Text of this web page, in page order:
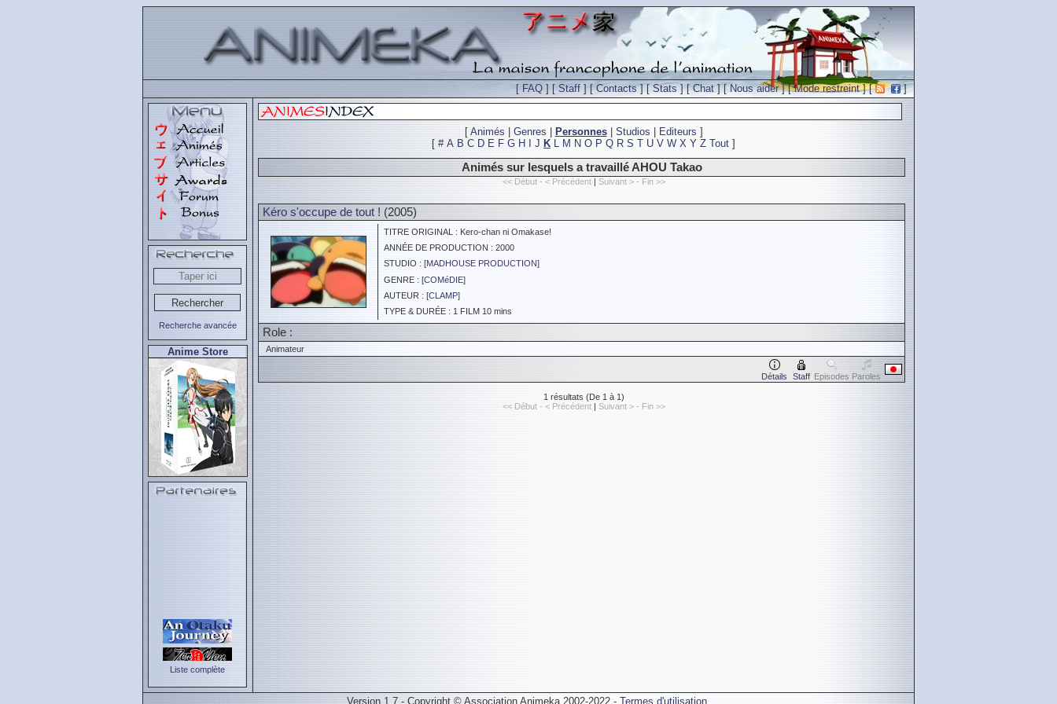
[FAQ ] [Staff ] [Contacts] [Stats] [Chat] [Nous aider] [Mode restreint] [ ]
Recherche avancée
Anime Store
Liste complète
[ Animés Genres Personnes| Studios Editeurs ]
[ # A B C D E F G H J K L M N O P Q R S T U V W X Y Z Tout ]
Animés sur lesquels a travaillé AHOU Takao
<< Début - < Précédent | Suivant > - Fin >>
Kéro s'occupe de tout ! (2005)
TITRE ORIGINAL : Kero-chan ni Omakase!
ANNÉE DE PRODUCTION : 2000
STUDIO : [MADHOUSE PRODUCTION]
GENRE : [COMéDIE]
AUTEUR : [CLAMP]
TYPE & DURÉE : 1 FILM 10 mins
Role :
Animateur
Détails Staff Episodes Paroles
1 résultats (De 1 à 1)
<< Début - < Précédent | Suivant > - Fin >>
Version 1.7 - Copyright © Association Animeka 2002-2022 - Termes d'utilisation